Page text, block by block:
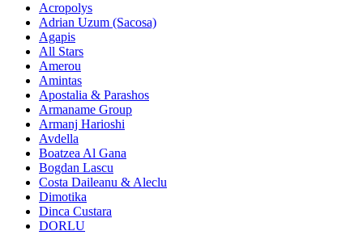
Acropolys
Adrian Uzum (Sacosa)
Agapis
All Stars
Amerou
Amintas
Apostalia & Parashos
Armaname Group
Armanj Harioshi
Avdella
Boatzea Al Gana
Bogdan Lascu
Costa Daileanu & Aleclu
Dimotika
Dinca Custara
DORLU